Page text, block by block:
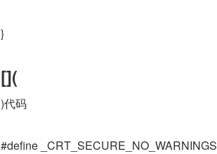
}
[](
)代码
#define _CRT_SECURE_NO_WARNINGS